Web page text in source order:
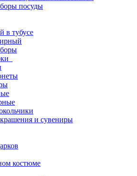
посуды
в тубусе
и сувениры
костюме